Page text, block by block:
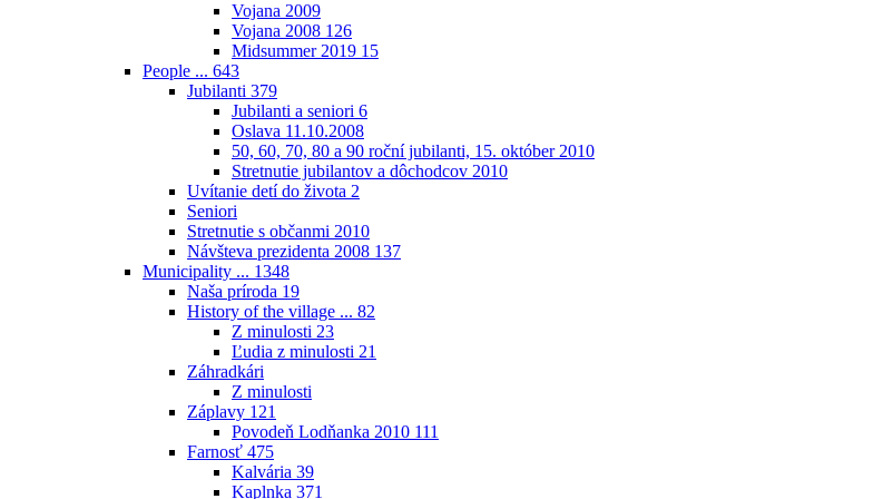
Vojana 2009
Vojana 2008 126
Midsummer 2019 15
People ... 643
Jubilanti 379
Jubilanti a seniori 6
Oslava 11.10.2008
50, 60, 70, 80 a 90 roční jubilanti, 15. október 2010
Stretnutie jubilantov a dôchodcov 2010
Uvítanie detí do života 2
Seniori
Stretnutie s občanmi 2010
Návšteva prezidenta 2008 137
Municipality ... 1348
Naša príroda 19
History of the village ... 82
Z minulosti 23
Ľudia z minulosti 21
Záhradkári
Z minulosti
Záplavy 121
Povodeň Lodňanka 2010 111
Farnosť 475
Kalvária 39
Kaplnka 371